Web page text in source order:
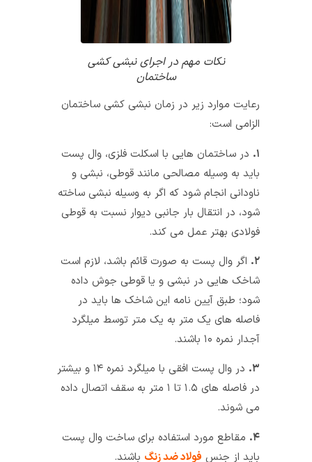
نکات مهم در اجرای نبشی کشی
رعایت موارد زیر در زمان نبشی‌ کشی ساختمان
الزامی است:
در ساختمان‌ هایی با اسکلت فلزی، وال پست
باید به وسیله مصالحی مانند قوطی، نبشی و
ناودانی انجام شود که اگر به وسیله نبشی ساخته
شود، در انتقال بار جانبی دیوار نسبت به قوطی
فولادی بهتر عمل می‌ کند.
اگر وال پست به صورت قائم باشد، لازم است
شاخک‌ هایی در نبشی و یا قوطی جوش داده
شود؛ طبق آیین نامه این شاخک‌ ها باید در
فاصله‌ های یک متر به یک متر توسط میلگرد
آجدار نمره ۱۰ باشند.
در وال پست افقی با میلگرد نمره ۱۴ و بیشتر
در فاصله های ۱.۵ تا ۱ متر به سقف اتصال داده
مقاطع مورد استفاده برای ساخت وال پست
باید از جنسفولاد ضد زنگباشند.